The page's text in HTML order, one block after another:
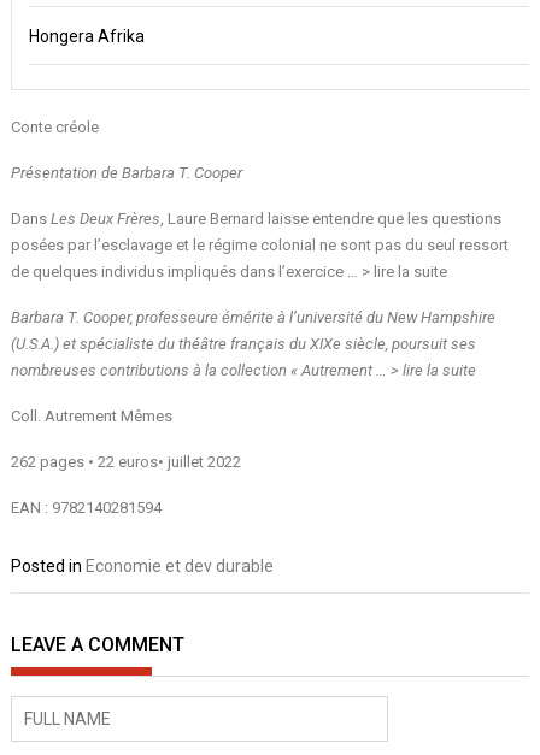
Hongera Afrika
Conte créole
Présentation de Barbara T. Cooper
Dans Les Deux Frères , Laure Bernard laisse entendre que les questions
posées par l’esclavage et le régime colonial ne sont pas du seul ressort
de quelques individus impliqués dans l’exercice … > lire la suite
Barbara T. Cooper, professeure émérite à l’université du New Hampshire
(U.S.A.) et spécialiste du théâtre français du XIXe siècle, poursuit ses
nombreuses contributions à la collection « Autrement … >lire la suite
Coll. Autrement Mêmes
262 pages • 22 euros• juillet 2022
EAN : 9782140281594
Posted in Economie et dev durable
LEAVE A COMMENT